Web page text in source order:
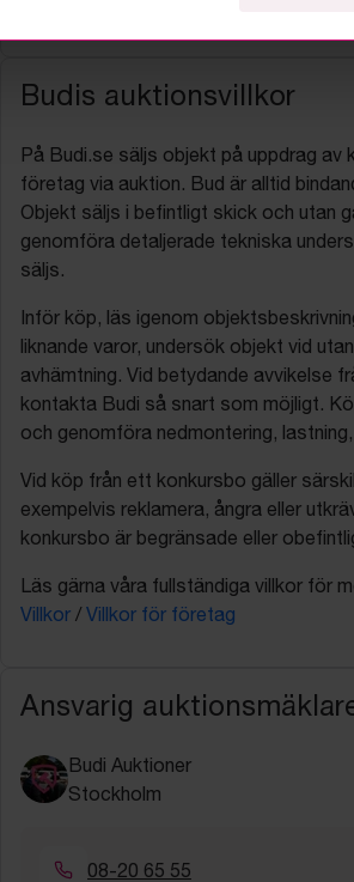
Budis auktionsvillkor
På Budi.se säljs objekt på uppdrag av
företag via auktion. Bud är alltid
Objekt säljs i befintligt skick och utan
genomföra detaljerade tekniska
säljs.
Inför köp, läs igenom
liknande varor, undersök objekt vid
avhämtning. Vid betydande avvikelse
kontakta Budi så snart som möjligt.
och genomföra nedmontering,
Vid köp från ett konkursbo gäller
exempelvis reklamera, ångra eller
konkursbo är begränsade eller
Läs gärna våra fullständiga villkor för
Villkor / Villkor för företag
Ansvarig
Budi Auktioner
Stockholm
08-20 65 55